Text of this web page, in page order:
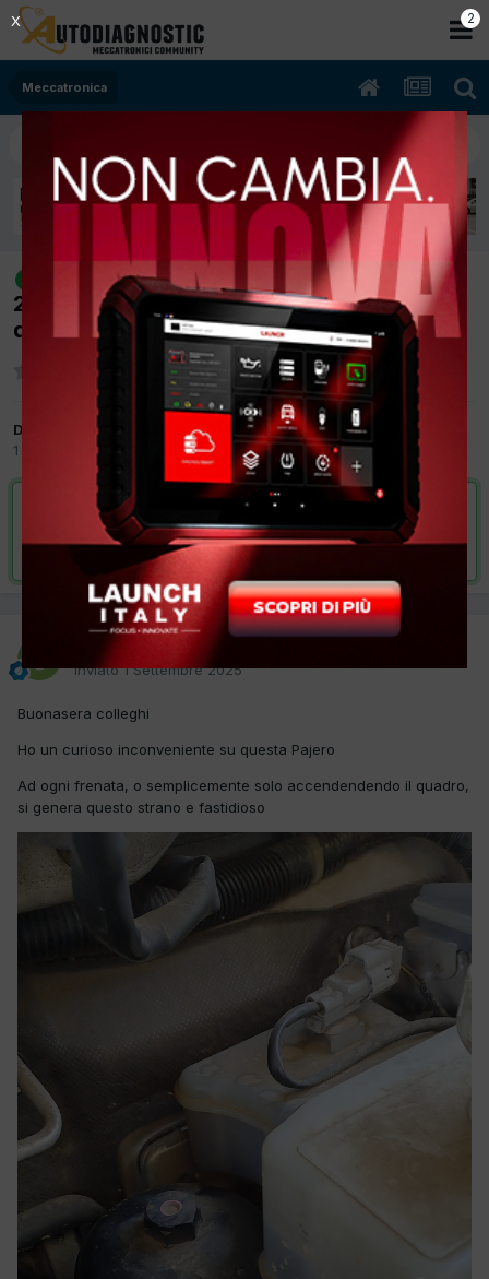
Meccatronica
[Mitsubishi Pajero V60 12/2002
2500cc 4D56 85Kw Diesel] Strano rumore
dal gruppo ABS
Da Clau70
1 Settembre 2025
Meccatronica
VAI ALLA SOLUZIONE
Risolta da graziano57,
Clau70
Inviato1 Settembre 2025
Buonasera colleghi
Ho un curioso inconveniente su questa Pajero
Ad ogni frenata, o semplicemente solo accendendendo il quadro,
si genera questo strano e fastidioso
1
X